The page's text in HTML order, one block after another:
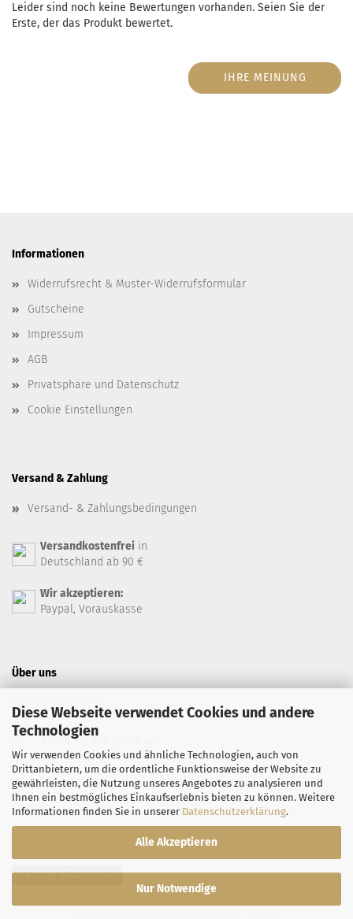
Diese Webseite verwendet Cookies und andere
Technologien
Wir verwenden Cookies und ähnliche Technologien, auch von
Drittanbietern, um die ordentliche Funktionsweise der Website zu
gewährleisten, die Nutzung unseres Angebotes zu analysieren und
Ihnen ein bestmögliches Einkaufserlebnis bieten zu können. Weitere
Informationen finden Sie in unserer Datenschutzerklärung.
Alle Akzeptieren
Nur Notwendige
Leider sind noch keine Bewertungen vorhanden. Seien Sie der
Erste, der das Produkt bewertet.
IHRE MEINUNG
Informationen
Widerrufsrecht & Muster-Widerrufsformular
Gutscheine
Impressum
AGB
Privatsphäre und Datenschutz
Cookie Einstellungen
Versand & Zahlung
Versand- & Zahlungsbedingungen
Versandkostenfrei in
Deutschland ab 90 €
Wir akzeptieren:
Paypal, Vorauskasse
Über uns
Kontaktformular
Rufen Sie uns gerne an
+49 7071 94 66 99
Safran-Feinkost auf Facebook
Safran-Feinkost auf Instagram
Vertrag widerrufen